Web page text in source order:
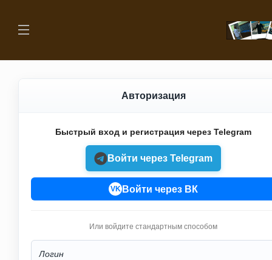
Авторизация
Быстрый вход и регистрация через Telegram
Войти через Telegram
VK Войти через ВК
Или войдите стандартным способом